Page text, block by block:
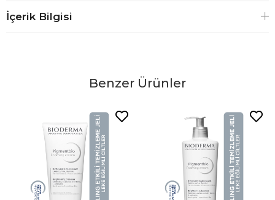
İçerik Bilgisi
Benzer Ürünler